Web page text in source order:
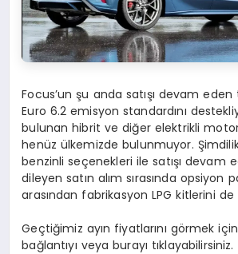
Focus’un şu anda satışı devam
Euro 6.2 emisyon standardını
bulunan hibrit ve diğer elektrikli
henüz ülkemizde bulunmuyor.
benzinli seçenekleri ile satışı devam
dileyen satın alım sırasında opsiyon
arasından fabrikasyon LPG kitlerini de
Geçtiğimiz ayın fiyatlarını görmek
bağlantıyı veya burayı tıklayabilirsiniz.